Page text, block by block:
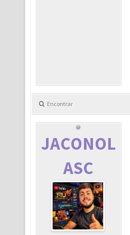
Encontrar
JACONOL
ASC